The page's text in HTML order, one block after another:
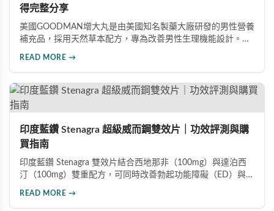
得完整分享
美國GOODMAN增大丸是由美國知名製藥大廠研發的男性營養
補充品，採用天然草本配方，專為改善男性生理機能設計。根
READ MORE →
印度藍鑽 Stenagra 超級威而鋼雙效片｜功效評測與購
買指南
印度藍鑽 Stenagra 雙效片結合西地那非（100mg）與達泊西
汀（100mg）雙重配方，可同時改善勃起功能障礙（ED）與早
READ MORE →